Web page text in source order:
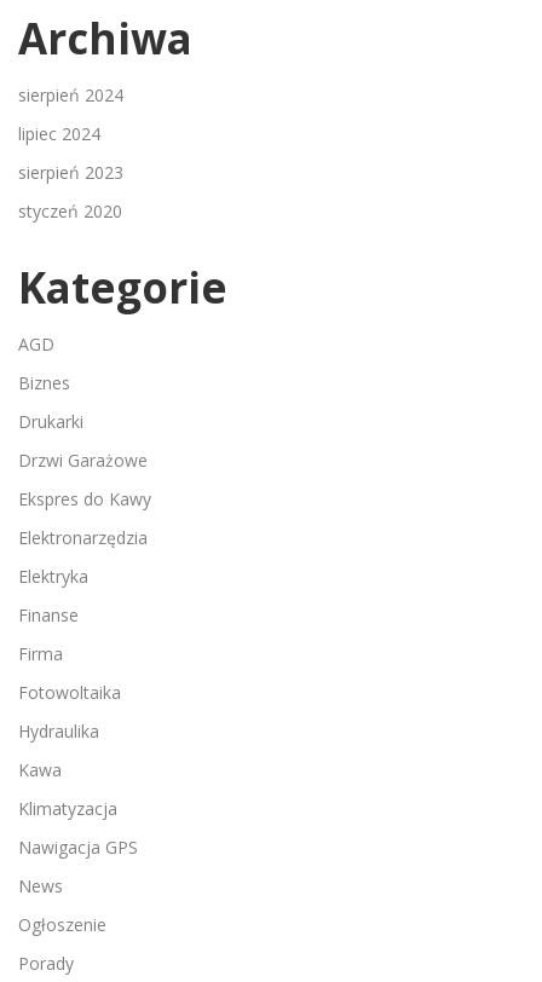
Archiwa
sierpień 2024
lipiec 2024
sierpień 2023
styczeń 2020
Kategorie
AGD
Biznes
Drukarki
Drzwi Garażowe
Ekspres do Kawy
Elektronarzędzia
Elektryka
Finanse
Firma
Fotowoltaika
Hydraulika
Kawa
Klimatyzacja
Nawigacja GPS
News
Ogłoszenie
Porady